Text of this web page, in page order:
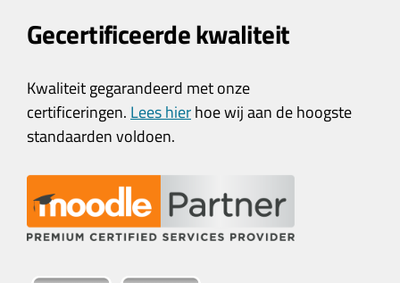
Gecertificeerde kwaliteit
Kwaliteit gegarandeerd met onze
certificeringen. Lees hierhoe wij aan de hoogste
standaarden voldoen.